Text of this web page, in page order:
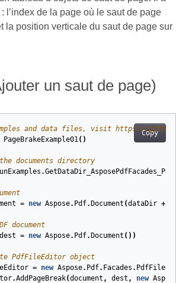
l’index de la page où le saut de page
la position verticale du saut de page sur
un saut de page)
Copy
and data files, visit https://
PageBrakeExample01( )
documents directory
.
= new Aspose. Pdf. Document (dataDir +
document
dest = new Aspose. Pdf. Document ())
PdfFileEditor object
= new Aspose. Pdf. Facades .
.AddPageBreak(document , dest , new